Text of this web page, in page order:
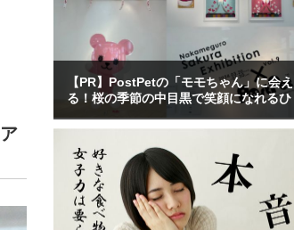
【PR】PostPetの「モモちゃん」に会え
る！桜の季節の中目黒で笑顔になれるひ